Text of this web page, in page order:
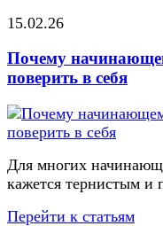
15.02.26
Почему
поверить в себя
Для многих
кажется тернистым
Перейти к статьям